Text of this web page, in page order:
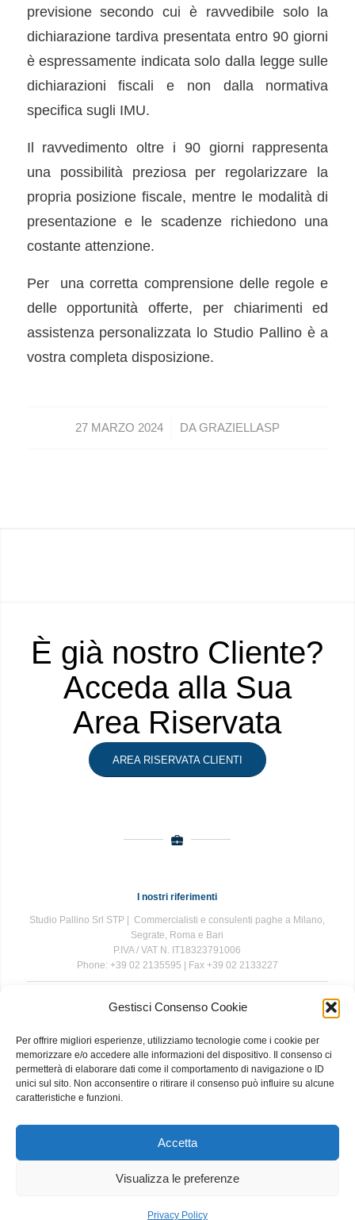
Gestisci Consenso Cookie
Per offrire migliori esperienze, utilizziamo tecnologie come i cookie per
memorizzare e/o accedere alle informazioni del dispositivo. Il consenso ci
permetterà di elaborare dati come il comportamento di navigazione o ID
unici sul sito. Non acconsentire o ritirare il consenso può influire su alcune
caratteristiche e funzioni.
Accetta
Visualizza le preferenze
Privacy Policy
previsione secondo cui è ravvedibile solo la
dichiarazione tardiva presentata entro 90 giorni
è espressamente indicata solo dalla legge sulle
dichiarazioni fiscali e non dalla normativa
specifica sugli IMU.
Il ravvedimento oltre i 90 giorni rappresenta
una possibilità preziosa per regolarizzare la
propria posizione fiscale, mentre le modalità di
presentazione e le scadenze richiedono una
costante attenzione.
Per una corretta comprensione delle regole e
delle opportunità offerte, per chiarimenti ed
assistenza personalizzata lo Studio Pallino è a
vostra completa disposizione.
27 MARZO 2024
/ DAGRAZIELLASP
È già nostro Cliente?
Acceda alla Sua
Area Riservata
AREA RISERVATA CLIENTI
I nostri riferimenti
Studio Pallino Srl STP | Commercialisti e consulenti paghe a Milano,
Segrate, Roma e Bari
P.IVA / VAT N. IT18323791006
Phone: +39 02 2135595 | Fax +39 02 2133227
The information contained in this website is for general information
while we endeavour to keep the information up to date and correct, we
make no representations or warranties of any kind, express or implied,
about the completeness, accuracy, reliability, suitability or availability
with respect to the website or the information, products, services, or
related graphics contained on the website for any purpose. Any
|Contact|Privacy and Cookie Policy